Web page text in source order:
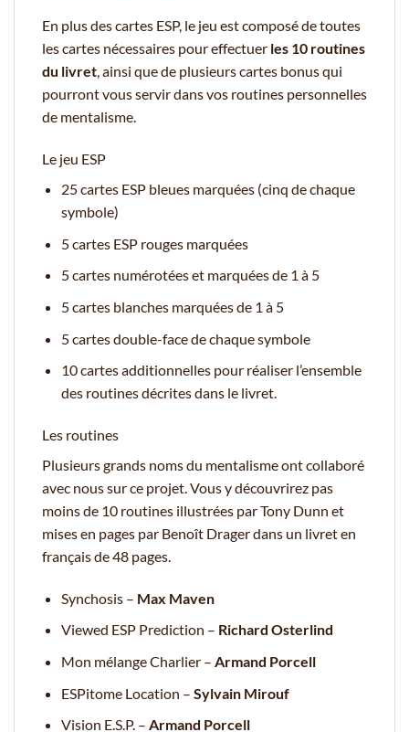
En plus des cartes ESP, le jeu est composé de toutes
les cartes nécessaires pour effectuer les 10 routines
du livret, ainsi que de plusieurs cartes bonus qui
pourront vous servir dans vos routines personnelles
de mentalisme.
Le jeu ESP
25 cartes ESP bleues marquées (cinq de chaque
symbole)
5 cartes ESP rouges marquées
5 cartes numérotées et marquées de 1 à 5
5 cartes blanches marquées de 1 à 5
5 cartes double-face de chaque symbole
10 cartes additionnelles pour réaliser l’ensemble
des routines décrites dans le livret.
Les routines
Plusieurs grands noms du mentalisme ont collaboré
avec nous sur ce projet. Vous y découvrirez pas
moins de 10 routines illustrées par Tony Dunn et
mises en pages par Benoît Drager dans un livret en
français de 48 pages.
Synchosis – Max Maven
Viewed ESP Prediction – Richard Osterlind
Mon mélange Charlier – Armand Porcell
ESPitome Location – Sylvain Mirouf
Vision E.S.P. – Armand Porcell